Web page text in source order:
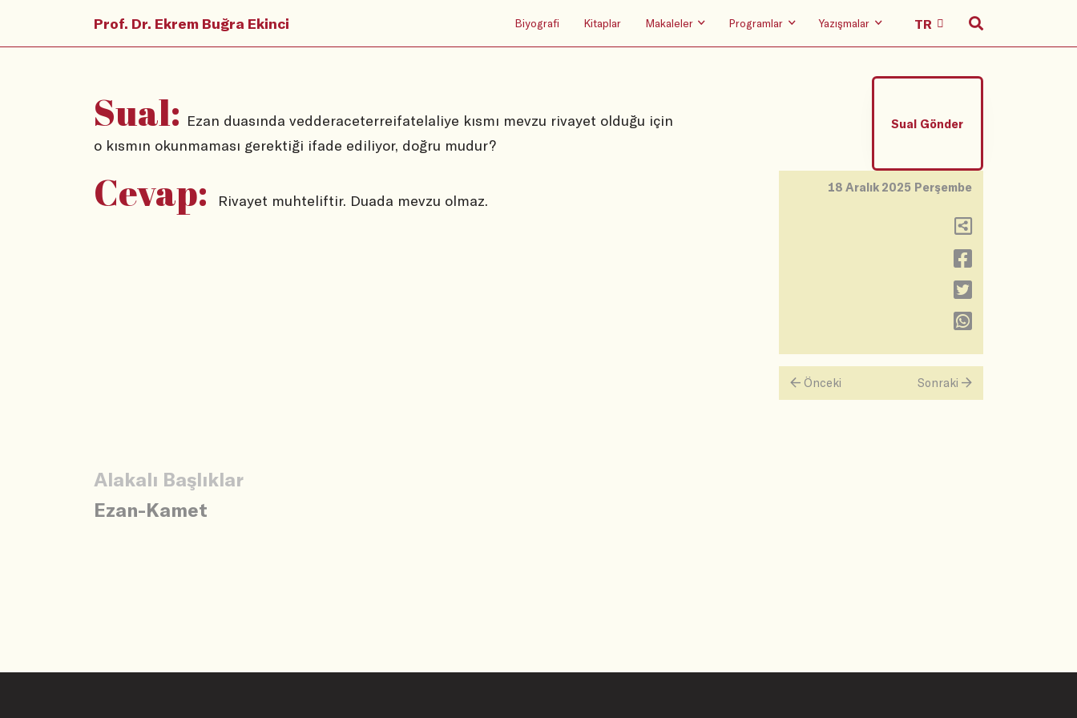
Prof. Dr. Ekrem Buğra Ekinci Biyografi Kitaplar Makaleler Programlar Yazışmalar
Sual: Ezan duasında vedderaceterreifatelaliye kısmı mevzu rivayet olduğu için
o kısmın okunmaması gerektiği ifade ediliyor, doğru mudur?
Sual Gönder
Cevap: Rivayet muhteliftir. Duada mevzu olmaz.
18 Aralık 2025 Perşembe
Önceki Sonraki
Alakalı Başlıklar
Ezan-Kamet